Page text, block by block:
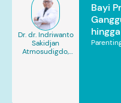
Dr. dr. Indriwanto
Sakidjan
Atmosudigdo,
Bayi